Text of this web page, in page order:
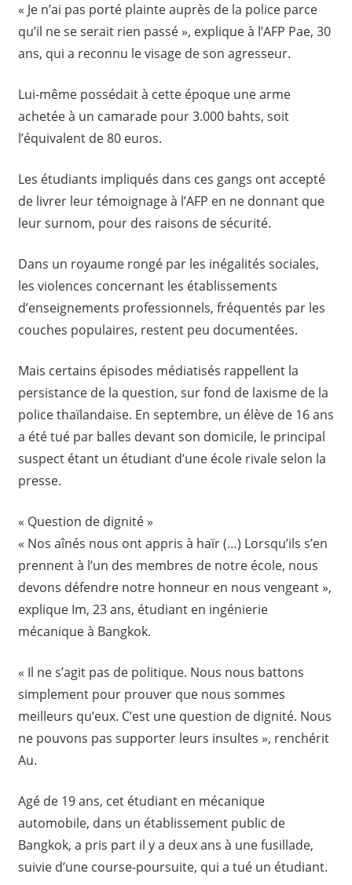
« Je n’ai pas porté plainte auprès de la police parce
qu’il ne se serait rien passé », explique à l’AFP Pae, 30
ans, qui a reconnu le visage de son agresseur.
Lui-même possédait à cette époque une arme
achetée à un camarade pour 3.000 bahts, soit
l’équivalent de 80 euros.
Les étudiants impliqués dans ces gangs ont accepté
de livrer leur témoignage à l’AFP en ne donnant que
leur surnom, pour des raisons de sécurité.
Dans un royaume rongé par les inégalités sociales,
les violences concernant les établissements
d’enseignements professionnels, fréquentés par les
couches populaires, restent peu documentées.
Mais certains épisodes médiatisés rappellent la
persistance de la question, sur fond de laxisme de la
police thaïlandaise. En septembre, un élève de 16 ans
a été tué par balles devant son domicile, le principal
suspect étant un étudiant d’une école rivale selon la
presse.
« Question de dignité »
« Nos aînés nous ont appris à haïr (…) Lorsqu’ils s’en
prennent à l’un des membres de notre école, nous
devons défendre notre honneur en nous vengeant »,
explique Im, 23 ans, étudiant en ingénierie
mécanique à Bangkok.
« Il ne s’agit pas de politique. Nous nous battons
simplement pour prouver que nous sommes
meilleurs qu’eux. C’est une question de dignité. Nous
ne pouvons pas supporter leurs insultes », renchérit
Au.
Agé de 19 ans, cet étudiant en mécanique
automobile, dans un établissement public de
Bangkok, a pris part il y a deux ans à une fusillade,
suivie d’une course-poursuite, qui a tué un étudiant.